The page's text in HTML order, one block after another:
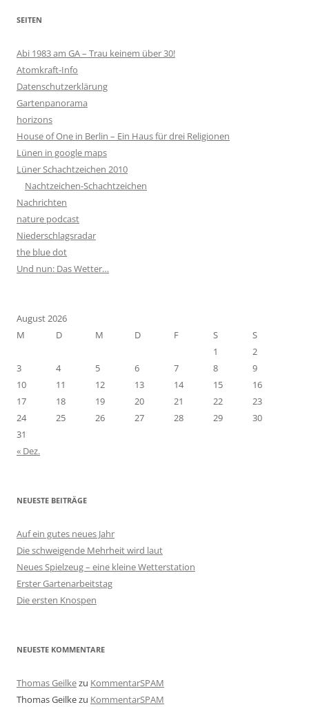
SEITEN
Abi 1983 am GA – Trau keinem über 30!
Atomkraft-Info
Datenschutzerklärung
Gartenpanorama
horizons
House of One in Berlin – Ein Haus für drei Religionen
Lünen in google maps
Lüner Schachtzeichen 2010
Nachtzeichen-Schachtzeichen
Nachrichten
nature podcast
Niederschlagsradar
the blue dot
Und nun: Das Wetter…
August 2026
M
D M D F S
S
1
2
3
4 5 6 7 8
9
10
11 12 13 14 15
16
17
18 19 20 21 22
23
24
25 26 27 28 29
30
31
« Dez.
NEUESTE BEITRÄGE
Auf ein gutes neues Jahr
Die schweigende Mehrheit wird laut
Neues Spielzeug – eine kleine Wetterstation
Erster Gartenarbeitstag
Die ersten Knospen
NEUESTE KOMMENTARE
Thomas Geilkezu KommentarSPAM
Thomas Geilkezu KommentarSPAM